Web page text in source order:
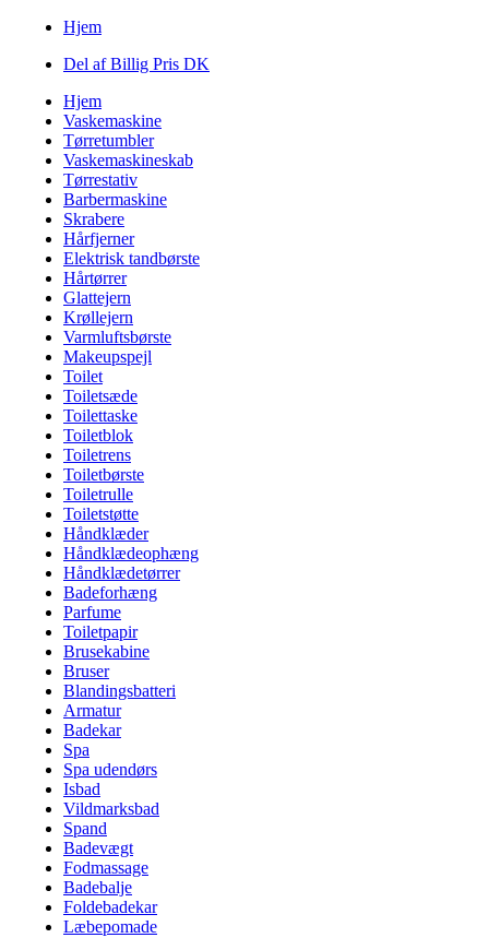
Hjem
Del af Billig Pris DK
Hjem
Vaskemaskine
Tørretumbler
Vaskemaskineskab
Tørrestativ
Barbermaskine
Skrabere
Hårfjerner
Elektrisk tandbørste
Hårtørrer
Glattejern
Krøllejern
Varmluftsbørste
Makeupspejl
Toilet
Toiletsæde
Toilettaske
Toiletblok
Toiletrens
Toiletbørste
Toiletrulle
Toiletstøtte
Håndklæder
Håndklædeophæng
Håndklædetørrer
Badeforhæng
Parfume
Toiletpapir
Brusekabine
Bruser
Blandingsbatteri
Armatur
Badekar
Spa
Spa udendørs
Isbad
Vildmarksbad
Spand
Badevægt
Fodmassage
Badebalje
Foldebadekar
Læbepomade